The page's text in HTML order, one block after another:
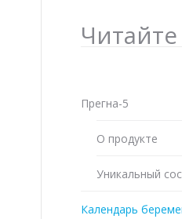
Прегна-5
О продукте
Уникальный
Календарь